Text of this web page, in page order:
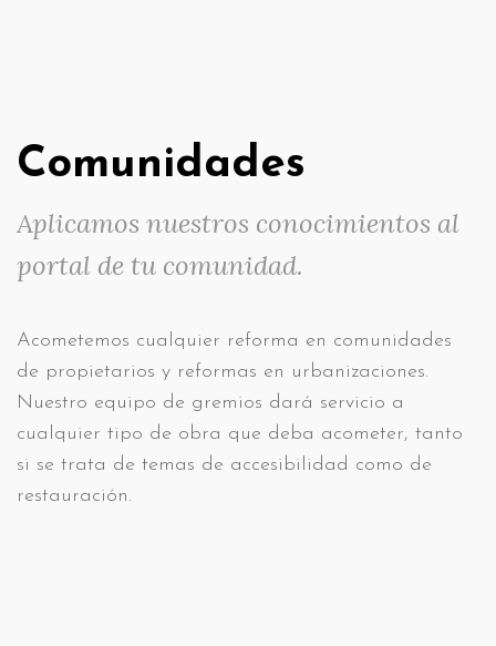
Comunidades
Aplicamos nuestros conocimientos al
portal de tu comunidad.
Acometemos cualquier reforma en comunidades
de propietarios y reformas en urbanizaciones.
Nuestro equipo de gremios dará servicio a
cualquier tipo de obra que deba acometer, tanto
si se trata de temas de accesibilidad como de
restauración.